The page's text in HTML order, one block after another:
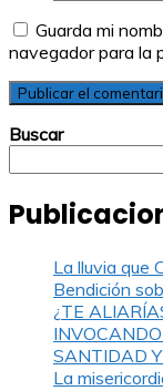
Guarda mi
navegador para la
Buscar
La lluvia que
Bendición
¿TE
SANTIDAD
La